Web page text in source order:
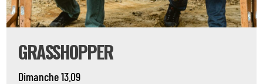
GRASSHOPPER
Dimanche 13.09